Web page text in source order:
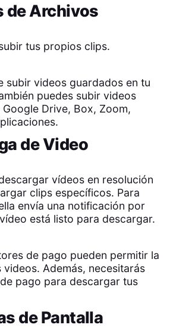
de Archivos
tus propios clips.
subir videos guardados en tu
puedes subir videos
Drive, Box, Zoom,
de Video
vídeos en resolución
clips específicos. Para
envía una notificación por
está listo para descargar.
de pago pueden permitir la
videos. Además, necesitarás
pago para descargar tus
de Pantalla